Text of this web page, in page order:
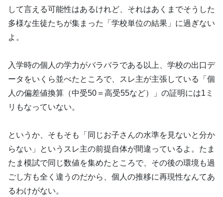
して言える可能性はあるけれど、それはあくまでそうした
多様な生徒たちが集まった「学校単位の結果」に過ぎない
よ。
入学時の個人の学力がバラバラである以上、学校の出口デ
ータをいくら並べたところで、スレ主が主張している「個
人の偏差値換算（中受50＝高受55など）」の証明には1ミ
リもなっていない。
というか、そもそも「同じお子さんの水準を見ないと分か
らない」というスレ主の前提自体が間違っているよ。たま
たま模試で同じ数値を集めたところで、その後の環境も過
ごし方も全く違うのだから、個人の推移に再現性なんてあ
るわけがない。